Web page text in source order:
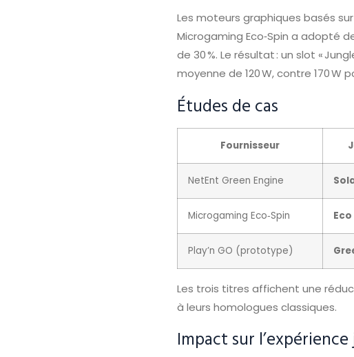
Les moteurs graphiques basés
Microgaming Eco‑Spin a adopté
de 30 %. Le résultat : un slot «
moyenne de 120 W, contre 170 W
Études de cas
Fournisseur
NetEnt Green Engine
Microgaming Eco‑Spin
Play’n GO (prototype)
Les trois titres affichent une
à leurs homologues classiques.
Impact sur